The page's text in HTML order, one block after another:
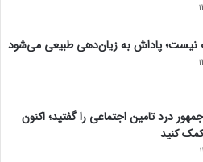
نیست؛ پاداش به زیان‌دهی طبیعی می‌شود
درد تامین اجتماعی را گفتید؛ اکنون
کنید